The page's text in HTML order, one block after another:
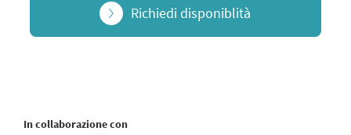
Richiedi disponiblità
In collaborazione con